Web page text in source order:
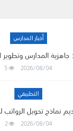
أخبار المدارس
المدارس
2026/08/04
5
التطبيقي
نماذج تحويل
2026/08/04
2